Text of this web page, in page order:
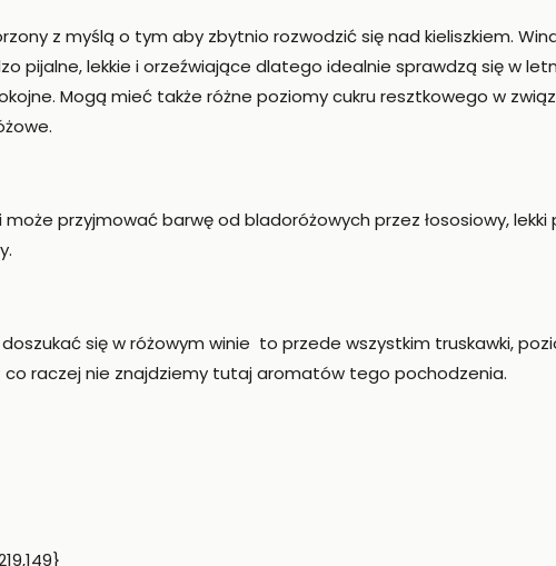
z myślą o tym aby zbytnio rozwodzić się nad kieliszkiem.
pijalne, lekkie i orzeźwiające dlatego idealnie sprawdzą się w
Mogą mieć także różne poziomy cukru resztkowego w
przyjmować barwę od bladoróżowych przez łososiowy,
się w różowym winie to przede wszystkim truskawki,
raczej nie znajdziemy tutaj aromatów tego pochodzenia.